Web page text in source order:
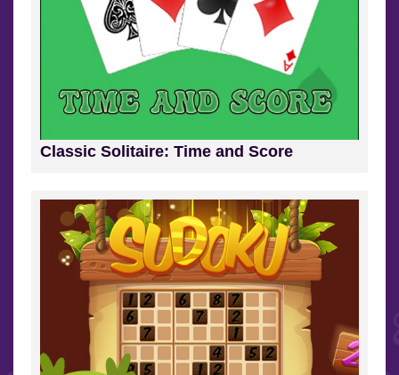
Classic Solitaire: Time and Score